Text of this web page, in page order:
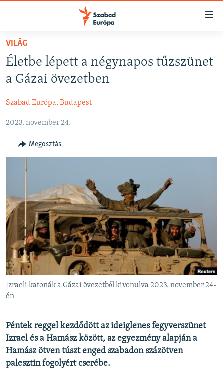
Akadálymentes
Ugrás
fő
oldalra
Ugrás
NAPIRENDEN
AKTUÁLIS
VIDEÓK
ELEMZŐ
NER15
DEMOKRÁCIA
A PÉNZ NYOMÁBAN
EURÓPAI UNIÓ
VILÁG
KLÍMAVÁLTOZÁS
A MÚLT TANULSÁGAI
Valamennyi RFE/RL weboldal
VILÁG
Életbe lépett a négynapos tűzszünet
a Gázai övezetben
Szabad Európa, Budapest
2023. november 24.
Megosztás
Izraeli katonák a Gázai övezetből kivonulva 2023. november 24-
én
Péntek reggel kezdődött az ideiglenes fegyverszünet
Izrael és a Hamász között, az egyezmény alapján a
Hamász ötven túszt enged szabadon százötven
palesztin fogolyért cserébe.